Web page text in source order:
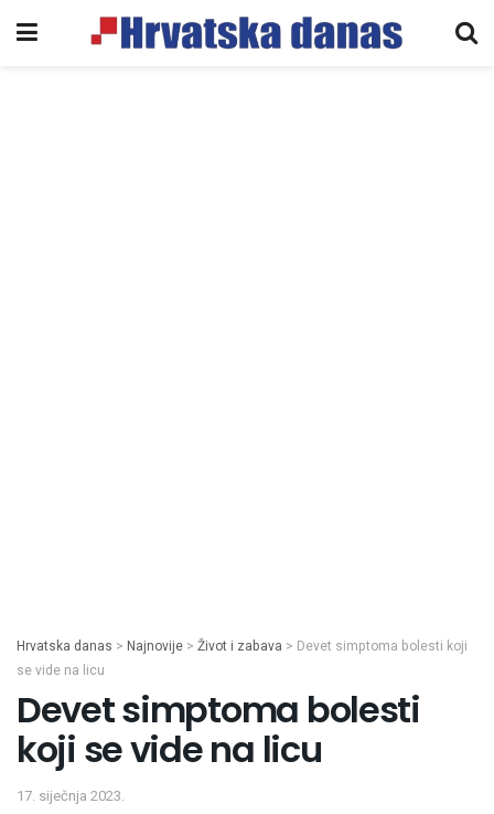
Hrvatska danas > Najnovije > Život i zabava > Devet simptoma bolesti koji
se vide na licu
Devet simptoma bolesti
koji se vide na licu
17. siječnja 2023.